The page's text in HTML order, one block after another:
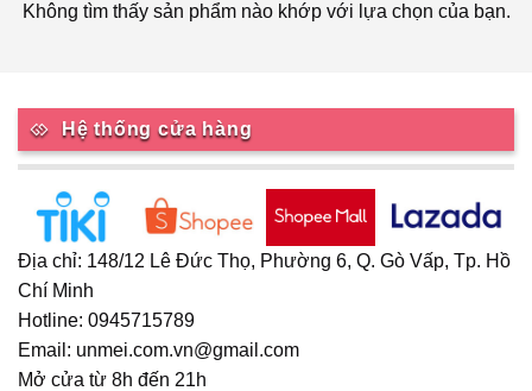
Không tìm thấy sản phẩm nào khớp với lựa chọn của bạn.
Hệ thống cửa hàng
Địa chỉ: 148/12 Lê Đức Thọ, Phường 6, Q. Gò Vấp, Tp. Hồ
Chí Minh
Hotline: 0945715789
Email: unmei.com.vn@gmail.com
Mở cửa từ 8h đến 21h